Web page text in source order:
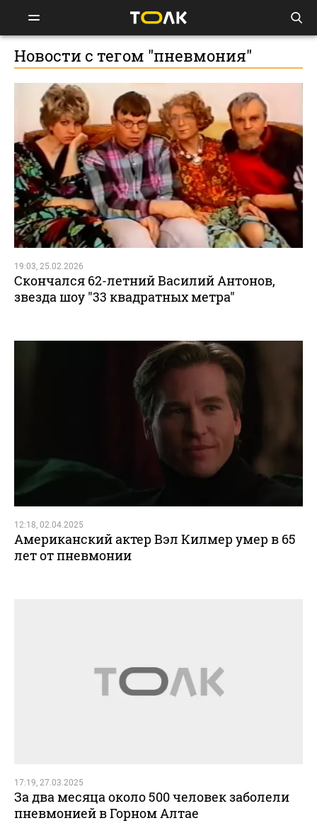
Новости с тегом "пневмония"
19:03, 25.02.2026
Скончался 62-летний Василий Антонов,
звезда шоу "33 квадратных метра"
12:18, 02.04.2025
Американский актер Вэл Килмер умер в 65
лет от пневмонии
17:19, 27.03.2025
За два месяца около 500 человек заболели
пневмонией в Горном Алтае